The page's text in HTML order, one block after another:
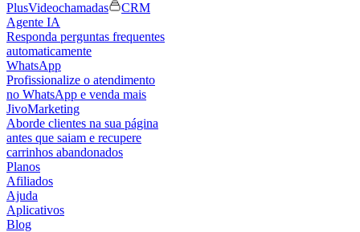
PlusVideochamadas
CRM
Agente IA
Responda perguntas frequentes
automaticamente
WhatsApp
Profissionalize o atendimento
no WhatsApp e venda mais
JivoMarketing
Aborde clientes na sua página
antes que saiam e recupere
carrinhos abandonados
Planos
Afiliados
Ajuda
Aplicativos
Blog